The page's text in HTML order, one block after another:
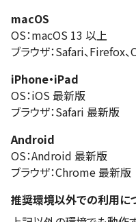
macOS
OS：macOS 13 以上
ブラウザ：Safari、Firefox
iPhone・iPad
OS：iOS 最新版
ブラウザ：Safari 最新版
Android
OS：Android 最新版
ブラウザ：Chrome 最新版
推奨環境以外での利用に